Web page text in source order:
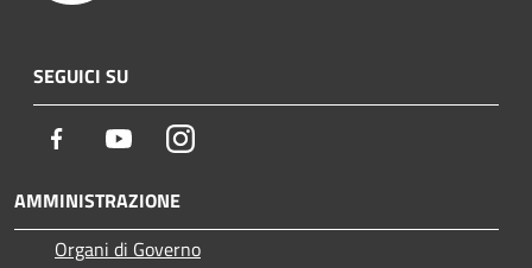
SEGUICI SU
Facebook YoutubeInstagram
AMMINISTRAZIONE
Organi di Governo